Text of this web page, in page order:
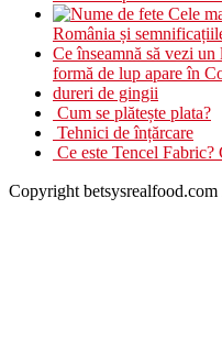
Cele
România și
Ce înseamnă să vezi
formă de lup apare în
dureri de gingii
Cum se plătește plata?
Tehnici de înțărcare
Ce este Tencel
Copyright